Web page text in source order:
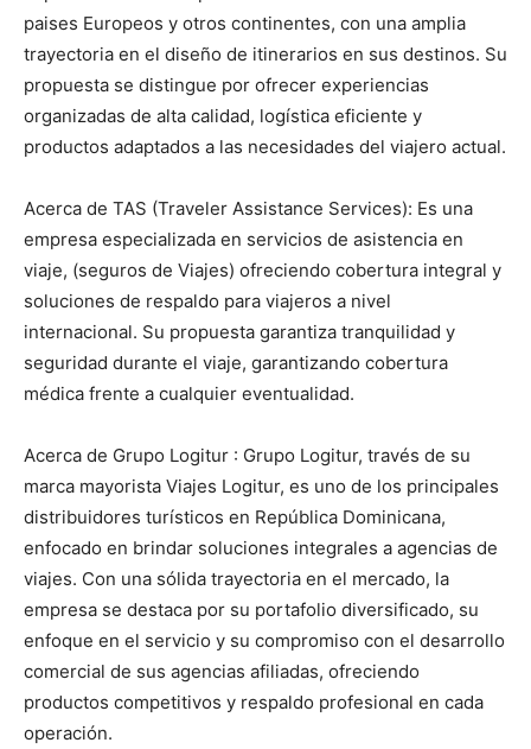
paises Europeos y otros continentes, con una amplia
trayectoria en el diseño de itinerarios en sus destinos. Su
propuesta se distingue por ofrecer experiencias
organizadas de alta calidad, logística eficiente y
productos adaptados a las necesidades del viajero actual.
Acerca de TAS (Traveler Assistance Services): Es una
empresa especializada en servicios de asistencia en
viaje, (seguros de Viajes) ofreciendo cobertura integral y
soluciones de respaldo para viajeros a nivel
internacional. Su propuesta garantiza tranquilidad y
seguridad durante el viaje, garantizando cobertura
médica frente a cualquier eventualidad.
Acerca de Grupo Logitur : Grupo Logitur, través de su
marca mayorista Viajes Logitur, es uno de los principales
distribuidores turísticos en República Dominicana,
enfocado en brindar soluciones integrales a agencias de
viajes. Con una sólida trayectoria en el mercado, la
empresa se destaca por su portafolio diversificado, su
enfoque en el servicio y su compromiso con el desarrollo
comercial de sus agencias afiliadas, ofreciendo
productos competitivos y respaldo profesional en cada
operación.